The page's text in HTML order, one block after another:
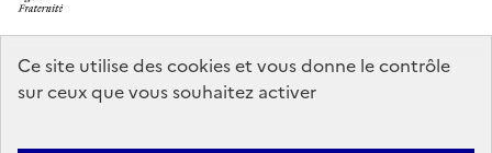
Ce site utilise des cookies et vous donne le contrôle
sur ceux que vous souhaitez activer
education.gouv.fr
enseignementsup-recherche.gouv.fr